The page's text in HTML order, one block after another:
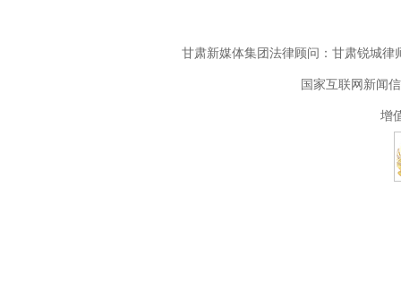
甘肃新媒体集团法律顾问：甘肃锐
国家互联网新闻
增